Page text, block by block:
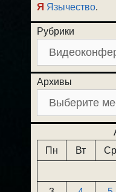
Я Язычество.
Рубрики
Архивы
Пн
Вт Ср